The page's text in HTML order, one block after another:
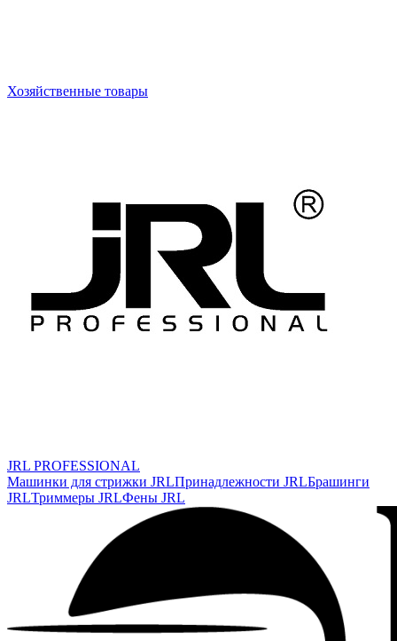
Хозяйственные товары
JRL PROFESSIONAL
Машинки для стрижки JRLПринадлежности JRLБрашинги
JRLТриммеры JRLФены JRL